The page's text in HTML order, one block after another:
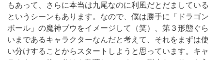
もあって、さらに本当は九尾なのに利風だとだましている
というシーンもあります。なので、僕は勝手に「ドラゴン
ボール」の魔神ブウをイメージして（笑）、第３形態ぐら
いまであるキャラクターなんだと考えて、それをまずは使
い分けすることからスタートしようと思っています。キャ